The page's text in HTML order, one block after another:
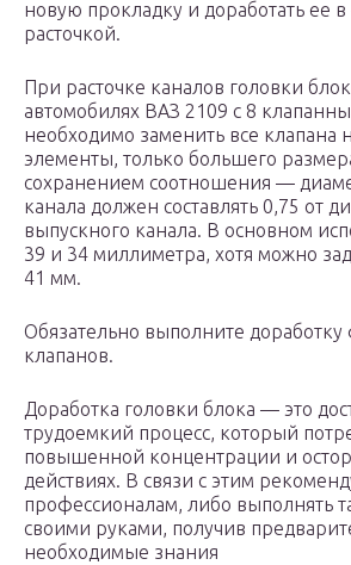
новую прокладку и доработать ее в
расточкой.
При расточке каналов головки
автомобилях ВАЗ 2109 с 8
необходимо заменить все клапана
элементы, только большего
сохранением соотношения —
канала должен составлять 0,75 от
выпускного канала. В основном
39 и 34 миллиметра, хотя можно
41 мм.
Обязательно выполните доработку
клапанов.
Доработка головки блока — это
трудоемкий процесс, который
повышенной концентрации и
действиях. В связи с этим
профессионалам, либо выполнять
своими руками, получив
необходимые знания